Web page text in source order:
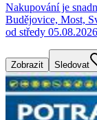
Nakupování je
Budějovice, Most,
od středy
Zobrazit Sledovat